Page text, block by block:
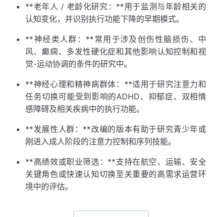
**老年人 / 老龄化研究：**用于监测与年龄相关的
认知变化，并识别执行功能下降的早期模式。
**神经类人群：**常用于涉及创伤性脑损伤、中
风、癫痫、多发性硬化症和其他影响认知控制和视
觉-运动协调的条件的研究中。
**神经心理和精神病群体：**适用于研究注意力和
任务切换可能受到影响的ADHD、抑郁症、双相情
感障碍及相关疾病中的执行功能。
**发展性人群：**改编的版本有助于研究青少年或
刚进入成人阶段的注意力控制和序列技能。
**高绩效或职业筛选：**支持在航空、运输、安全
关键角色或快速认知切换至关重要的高需求运营环
境中的评估。